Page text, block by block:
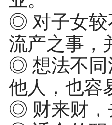
◎ 对子女较
流产之事，
◎ 想法不同
他人，也容
◎ 财来财，